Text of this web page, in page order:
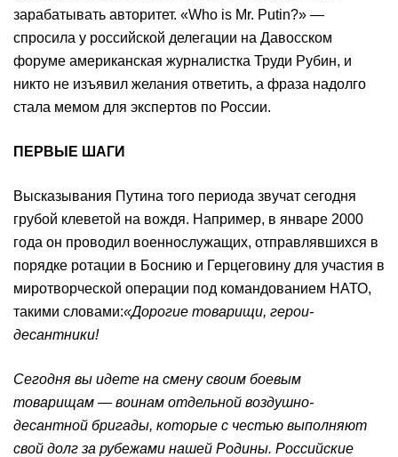
зарабатывать авторитет. «Who is Mr. Putin?» —
спросила у российской делегации на Давосском
форуме американская журналистка Труди Рубин, и
никто не изъявил желания ответить, а фраза надолго
стала мемом для экспертов по России.
ПЕРВЫЕ ШАГИ
Высказывания Путина того периода звучат сегодня
грубой клеветой на вождя. Например, в январе 2000
года он проводил военнослужащих, отправлявшихся в
порядке ротации в Боснию и Герцеговину для участия в
миротворческой операции под командованием НАТО,
такими словами:«Дорогие товарищи, герои-
десантники!
Сегодня вы идете на смену своим боевым
товарищам — воинам отдельной воздушно-
десантной бригады, которые с честью выполняют
свой долг за рубежами нашей Родины. Российские